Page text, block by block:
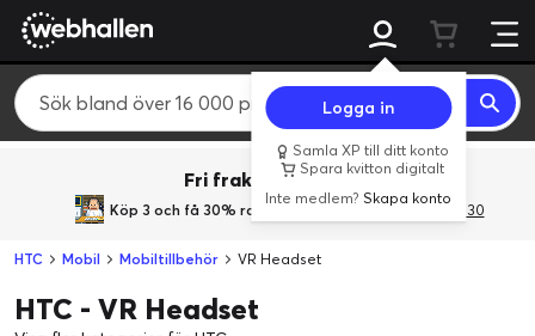
Logga in
Samla XP till ditt konto
Spara kvitton digitalt
Inte medlem?Skapa konto
Fri frakt över 800 kr.
Köp 3 och få 30% rabatt med rabattkoden 3Gives30
HTC Mobil Mobiltillbehör VR Headset
HTC - VR Headset